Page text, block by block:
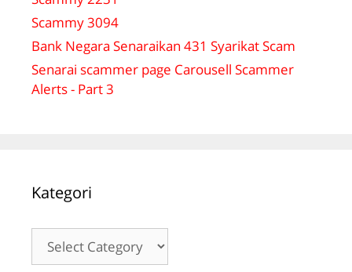
Scammy 3094
Bank Negara Senaraikan 431 Syarikat Scam
Senarai scammer page Carousell Scammer
Alerts - Part 3
Kategori
Kategori